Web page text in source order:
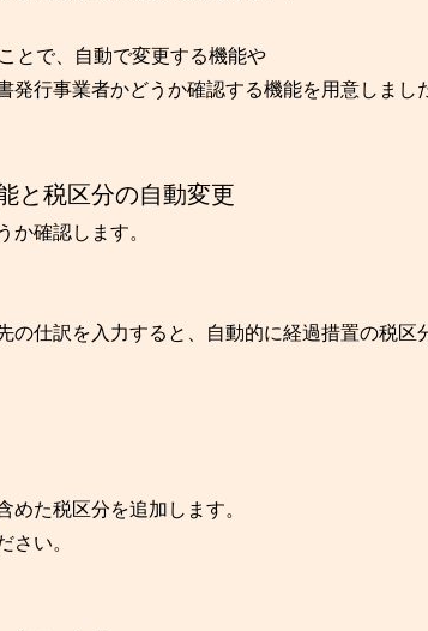
とで、自動で変更する機能や
発行事業者かどうか確認する機能を用意しまし
と税区分の自動変更
確認します。
の仕訳を入力すると、自動的に経過措置の税区
た税区分を追加します。
さい。